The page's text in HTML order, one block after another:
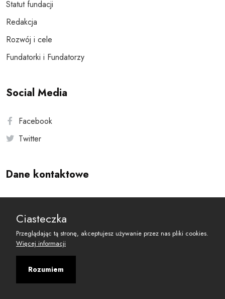
Statut fundacji
Redakcja
Rozwój i cele
Fundatorki i Fundatorzy
Social Media
Facebook
Twitter
Dane kontaktowe
reset@resetobywatelski.pl
Ciasteczka
Przeglądając tą stronę, akceptujesz używanie przez nas pliki cookies.
Więcej informacji
Rozumiem